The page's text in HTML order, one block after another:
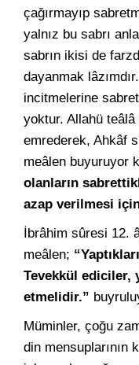
çağırmayıp
yalnız bu sabrı
sabrın ikisi de
dayanmak
incitmelerine
yoktur. Allahü
emrederek, Ahkâf
meâlen buyuruyor
olanların
azap verilmesi
İbrâhim sûresi 12.
meâlen;
Tevekkül ediciler,
etmelidir.”
Müminler, çoğu
din mensuplarının